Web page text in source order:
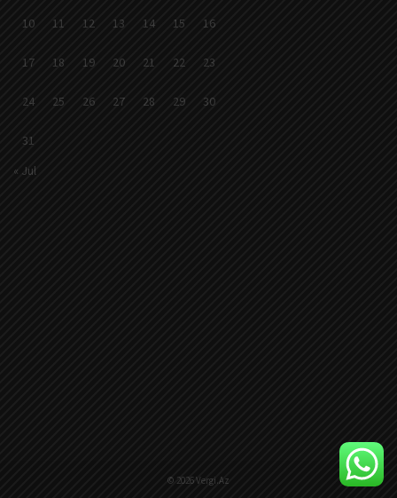
10 11 12 13 14 15 16
17 18 19 20 21 22 23
24 25 26 27 28 29 30
31
« Jul
© 2026 Vergi.Az